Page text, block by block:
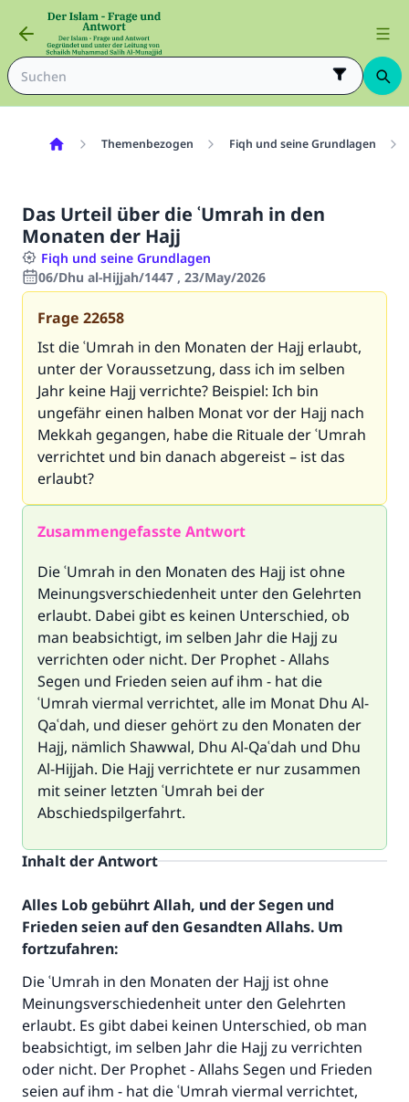
Themenbezogen Fiqh und seine Grundlagen
Das Urteil über die ʿUmrah in den
Monaten der Hajj
Fiqh und seine Grundlagen
06/Dhu al-Hijjah/1447 , 23/May/2026
Frage 22658
Ist die ʿUmrah in den Monaten der Hajj erlaubt,
unter der Voraussetzung, dass ich im selben
Jahr keine Hajj verrichte? Beispiel: Ich bin
ungefähr einen halben Monat vor der Hajj nach
Mekkah gegangen, habe die Rituale der ʿUmrah
verrichtet und bin danach abgereist – ist das
erlaubt?
Zusammengefasste Antwort
Die ʿUmrah in den Monaten des Hajj ist ohne
Meinungsverschiedenheit unter den Gelehrten
erlaubt. Dabei gibt es keinen Unterschied, ob
man beabsichtigt, im selben Jahr die Hajj zu
verrichten oder nicht. Der Prophet - Allahs
Segen und Frieden seien auf ihm - hat die
ʿUmrah viermal verrichtet, alle im Monat Dhu Al-
Qaʿdah, und dieser gehört zu den Monaten der
Hajj, nämlich Shawwal, Dhu Al-Qaʿdah und Dhu
Al-Hijjah. Die Hajj verrichtete er nur zusammen
mit seiner letzten ʿUmrah bei der
Abschiedspilgerfahrt.
Inhalt der Antwort
Alles Lob gebührt Allah, und der Segen und
Frieden seien auf den Gesandten Allahs. Um
fortzufahren:
Die ʿUmrah in den Monaten der Hajj ist ohne
Meinungsverschiedenheit unter den Gelehrten
erlaubt. Es gibt dabei keinen Unterschied, ob man
beabsichtigt, im selben Jahr die Hajj zu verrichten
oder nicht. Der Prophet - Allahs Segen und Frieden
seien auf ihm - hat die ʿUmrah viermal verrichtet,